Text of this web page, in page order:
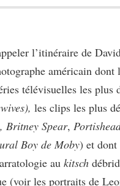
l’itinéraire de
américain dont
télévisuelles les plus
les clips les plus
Britney Spear,
Boy de Moby) et dont
au kitsch
(voir les portraits de